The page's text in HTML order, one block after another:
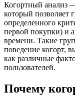
Когортный анализ
который позволяет
определенного
первой покупки) и
времени. Такие
поведение когорт,
как различные
пользователей.
Почему